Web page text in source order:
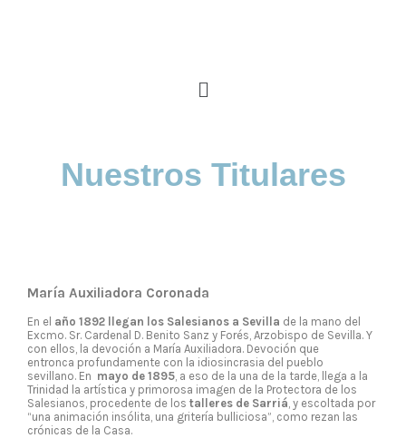
Nuestros Titulares
María Auxiliadora Coronada
En el año 1892 llegan los Salesianos a Sevilla de la mano del
Excmo. Sr. Cardenal D. Benito Sanz y Forés, Arzobispo de Sevilla. Y
con ellos, la devoción a María Auxiliadora. Devoción que
entronca profundamente con la idiosincrasia del pueblo
sevillano. En mayo de 1895, a eso de la una de la tarde, llega a la
Trinidad la artística y primorosa imagen de la Protectora de los
Salesianos, procedente de los talleres de Sarriá, y escoltada por
“una animación insólita, una gritería bulliciosa”, como rezan las
crónicas de la Casa.